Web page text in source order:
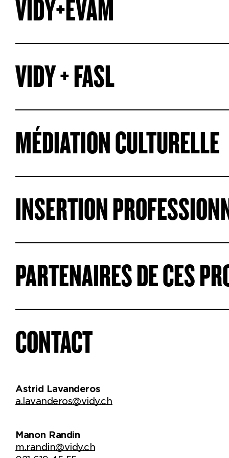
VIDY+EVAM
VIDY + FASL
MÉDIATION CULTURELLE
INSERTION
PARTENAIRES DE CES
CONTACT
Astrid Lavanderos
a.lavanderos@vidy.ch
Manon Randin
m.randin@vidy.ch